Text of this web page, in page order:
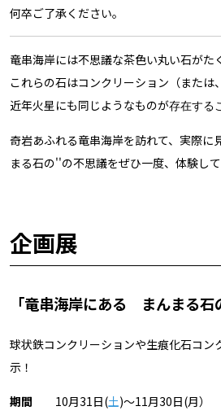
何卒ご了承ください。
竜串海岸には不思議な茶色い丸い石がた
これらの石はコンクリーション（または
近年火星にも同じようなものが存在する
奇岩あふれる竜串海岸を訪れて、実際に
まる石の''の不思議をぜひ一度、体験し
企画展
「竜串海岸にある まんまる石
球状鉄コンクリーションや生痕化石コン
示！
期間 10月31日(土)～11月30日(月）